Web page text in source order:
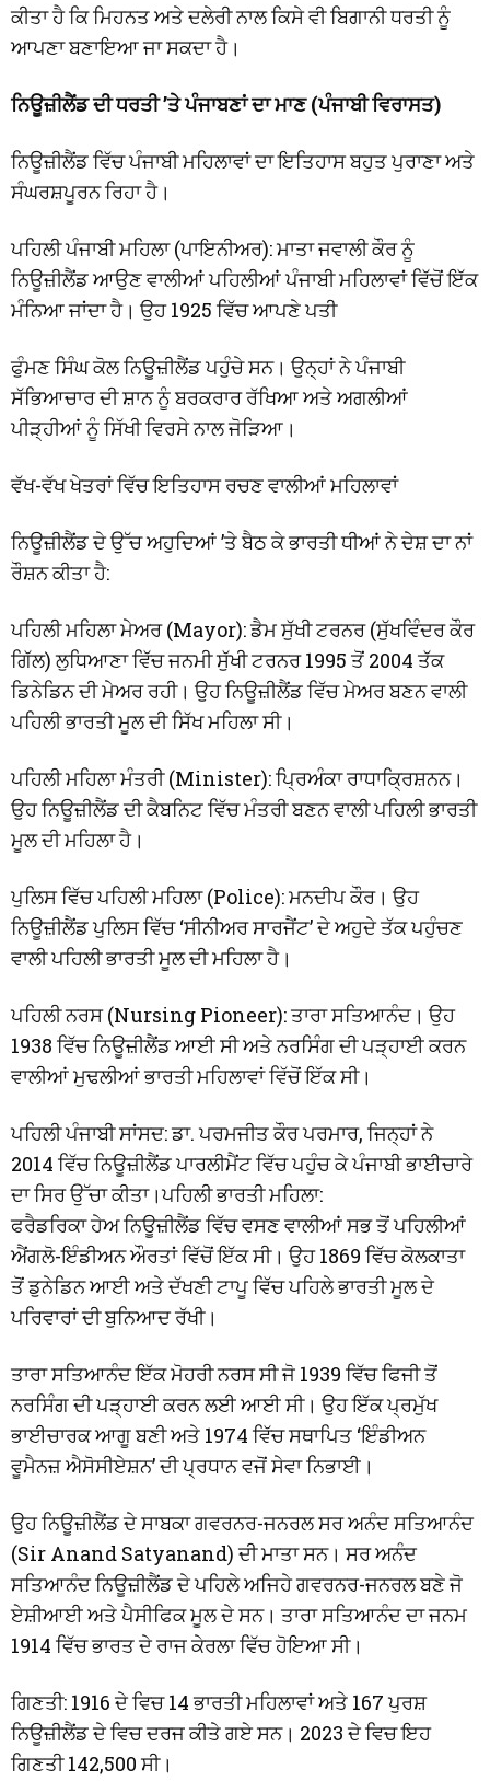
ਕੀਤਾ ਹੈ ਕਿ ਮਿਹਨਤ ਅਤੇ ਦਲੇਰੀ ਨਾਲ ਕਿਸੇ ਵੀ ਬਿਗਾਨੀ ਧਰਤੀ ਨੂੰ
ਆਪਣਾ ਬਣਾਇਆ ਜਾ ਸਕਦਾ ਹੈ।
ਨਿਊਜ਼ੀਲੈਂਡ ਦੀ ਧਰਤੀ ’ਤੇ ਪੰਜਾਬਣਾਂ ਦਾ ਮਾਣ (ਪੰਜਾਬੀ ਵਿਰਾਸਤ)
ਨਿਊਜ਼ੀਲੈਂਡ ਵਿੱਚ ਪੰਜਾਬੀ ਮਹਿਲਾਵਾਂ ਦਾ ਇਤਿਹਾਸ ਬਹੁਤ ਪੁਰਾਣਾ ਅਤੇ
ਸੰਘਰਸ਼ਪੂਰਨ ਰਿਹਾ ਹੈ।
ਪਹਿਲੀ ਪੰਜਾਬੀ ਮਹਿਲਾ (ਪਾਇਨੀਅਰ): ਮਾਤਾ ਜਵਾਲੀ ਕੌਰ ਨੂੰ
ਨਿਊਜ਼ੀਲੈਂਡ ਆਉਣ ਵਾਲੀਆਂ ਪਹਿਲੀਆਂ ਪੰਜਾਬੀ ਮਹਿਲਾਵਾਂ ਵਿੱਚੋਂ ਇੱਕ
ਮੰਨਿਆ ਜਾਂਦਾ ਹੈ। ਉਹ 1925 ਵਿੱਚ ਆਪਣੇ ਪਤੀ
ਫੁੰਮਣ ਸਿੰਘ ਕੋਲ ਨਿਊਜ਼ੀਲੈਂਡ ਪਹੁੰਚੇ ਸਨ। ਉਨ੍ਹਾਂ ਨੇ ਪੰਜਾਬੀ
ਸੱਭਿਆਚਾਰ ਦੀ ਸ਼ਾਨ ਨੂੰ ਬਰਕਰਾਰ ਰੱਖਿਆ ਅਤੇ ਅਗਲੀਆਂ
ਪੀੜ੍ਹੀਆਂ ਨੂੰ ਸਿੱਖੀ ਵਿਰਸੇ ਨਾਲ ਜੋੜਿਆ।
ਵੱਖ-ਵੱਖ ਖੇਤਰਾਂ ਵਿੱਚ ਇਤਿਹਾਸ ਰਚਣ ਵਾਲੀਆਂ ਮਹਿਲਾਵਾਂ
ਨਿਊਜ਼ੀਲੈਂਡ ਦੇ ਉੱਚ ਅਹੁਦਿਆਂ ’ਤੇ ਬੈਠ ਕੇ ਭਾਰਤੀ ਧੀਆਂ ਨੇ ਦੇਸ਼ ਦਾ ਨਾਂ
ਰੌਸ਼ਨ ਕੀਤਾ ਹੈ:
ਪਹਿਲੀ ਮਹਿਲਾ ਮੇਅਰ (Mayor): ਡੈਮ ਸੁੱਖੀ ਟਰਨਰ (ਸੁੱਖਵਿੰਦਰ ਕੌਰ
ਗਿੱਲ) ਲੁਧਿਆਣਾ ਵਿੱਚ ਜਨਮੀ ਸੁੱਖੀ ਟਰਨਰ 1995 ਤੋਂ 2004 ਤੱਕ
ਡਿਨੇਡਿਨ ਦੀ ਮੇਅਰ ਰਹੀ। ਉਹ ਨਿਊਜ਼ੀਲੈਂਡ ਵਿੱਚ ਮੇਅਰ ਬਣਨ ਵਾਲੀ
ਪਹਿਲੀ ਭਾਰਤੀ ਮੂਲ ਦੀ ਸਿੱਖ ਮਹਿਲਾ ਸੀ।
ਪਹਿਲੀ ਮਹਿਲਾ ਮੰਤਰੀ (Minister): ਪ੍ਰਿਅੰਕਾ ਰਾਧਾਕ੍ਰਿਸ਼ਨਨ।
ਉਹ ਨਿਊਜ਼ੀਲੈਂਡ ਦੀ ਕੈਬਨਿਟ ਵਿੱਚ ਮੰਤਰੀ ਬਣਨ ਵਾਲੀ ਪਹਿਲੀ ਭਾਰਤੀ
ਮੂਲ ਦੀ ਮਹਿਲਾ ਹੈ।
ਪੁਲਿਸ ਵਿੱਚ ਪਹਿਲੀ ਮਹਿਲਾ (Police): ਮਨਦੀਪ ਕੌਰ। ਉਹ
ਨਿਊਜ਼ੀਲੈਂਡ ਪੁਲਿਸ ਵਿੱਚ ‘ਸੀਨੀਅਰ ਸਾਰਜੈਂਟ’ ਦੇ ਅਹੁਦੇ ਤੱਕ ਪਹੁੰਚਣ
ਵਾਲੀ ਪਹਿਲੀ ਭਾਰਤੀ ਮੂਲ ਦੀ ਮਹਿਲਾ ਹੈ।
ਪਹਿਲੀ ਨਰਸ (Nursing Pioneer): ਤਾਰਾ ਸਤਿਆਨੰਦ। ਉਹ
1938 ਵਿੱਚ ਨਿਊਜ਼ੀਲੈਂਡ ਆਈ ਸੀ ਅਤੇ ਨਰਸਿੰਗ ਦੀ ਪੜ੍ਹਾਈ ਕਰਨ
ਵਾਲੀਆਂ ਮੁਢਲੀਆਂ ਭਾਰਤੀ ਮਹਿਲਾਵਾਂ ਵਿੱਚੋਂ ਇੱਕ ਸੀ।
ਪਹਿਲੀ ਪੰਜਾਬੀ ਸਾਂਸਦ: ਡਾ. ਪਰਮਜੀਤ ਕੌਰ ਪਰਮਾਰ, ਜਿਨ੍ਹਾਂ ਨੇ
2014 ਵਿੱਚ ਨਿਊਜ਼ੀਲੈਂਡ ਪਾਰਲੀਮੈਂਟ ਵਿੱਚ ਪਹੁੰਚ ਕੇ ਪੰਜਾਬੀ ਭਾਈਚਾਰੇ
ਦਾ ਸਿਰ ਉੱਚਾ ਕੀਤਾ।ਪਹਿਲੀ ਭਾਰਤੀ ਮਹਿਲਾ:
ਫਰੈਡਰਿਕਾ ਹੇਅ ਨਿਊਜ਼ੀਲੈਂਡ ਵਿੱਚ ਵਸਣ ਵਾਲੀਆਂ ਸਭ ਤੋਂ ਪਹਿਲੀਆਂ
ਐਂਗਲੋ-ਇੰਡੀਅਨ ਔਰਤਾਂ ਵਿੱਚੋਂ ਇੱਕ ਸੀ। ਉਹ 1869 ਵਿੱਚ ਕੋਲਕਾਤਾ
ਤੋਂ ਡੁਨੇਡਿਨ ਆਈ ਅਤੇ ਦੱਖਣੀ ਟਾਪੂ ਵਿੱਚ ਪਹਿਲੇ ਭਾਰਤੀ ਮੂਲ ਦੇ
ਪਰਿਵਾਰਾਂ ਦੀ ਬੁਨਿਆਦ ਰੱਖੀ।
ਤਾਰਾ ਸਤਿਆਨੰਦ ਇੱਕ ਮੋਹਰੀ ਨਰਸ ਸੀ ਜੋ 1939 ਵਿੱਚ ਫਿਜੀ ਤੋਂ
ਨਰਸਿੰਗ ਦੀ ਪੜ੍ਹਾਈ ਕਰਨ ਲਈ ਆਈ ਸੀ। ਉਹ ਇੱਕ ਪ੍ਰਮੁੱਖ
ਭਾਈਚਾਰਕ ਆਗੂ ਬਣੀ ਅਤੇ 1974 ਵਿੱਚ ਸਥਾਪਿਤ ‘ਇੰਡੀਅਨ
ਵੂਮੈਨਜ਼ ਐਸੋਸੀਏਸ਼ਨ’ ਦੀ ਪ੍ਰਧਾਨ ਵਜੋਂ ਸੇਵਾ ਨਿਭਾਈ।
ਉਹ ਨਿਊਜ਼ੀਲੈਂਡ ਦੇ ਸਾਬਕਾ ਗਵਰਨਰ-ਜਨਰਲ ਸਰ ਅਨੰਦ ਸਤਿਆਨੰਦ
(Sir Anand Satyanand) ਦੀ ਮਾਤਾ ਸਨ। ਸਰ ਅਨੰਦ
ਸਤਿਆਨੰਦ ਨਿਊਜ਼ੀਲੈਂਡ ਦੇ ਪਹਿਲੇ ਅਜਿਹੇ ਗਵਰਨਰ-ਜਨਰਲ ਬਣੇ ਜੋ
ਏਸ਼ੀਆਈ ਅਤੇ ਪੈਸੀਫਿਕ ਮੂਲ ਦੇ ਸਨ। ਤਾਰਾ ਸਤਿਆਨੰਦ ਦਾ ਜਨਮ
1914 ਵਿੱਚ ਭਾਰਤ ਦੇ ਰਾਜ ਕੇਰਲਾ ਵਿੱਚ ਹੋਇਆ ਸੀ।
ਗਿਣਤੀ: 1916 ਦੇ ਵਿਚ 14 ਭਾਰਤੀ ਮਹਿਲਾਵਾਂ ਅਤੇ 167 ਪੁਰਸ਼
ਨਿਊਜ਼ੀਲੈਂਡ ਦੇ ਵਿਚ ਦਰਜ ਕੀਤੇ ਗਏ ਸਨ। 2023 ਦੇ ਵਿਚ ਇਹ
ਗਿਣਤੀ 142,500 ਸੀ।